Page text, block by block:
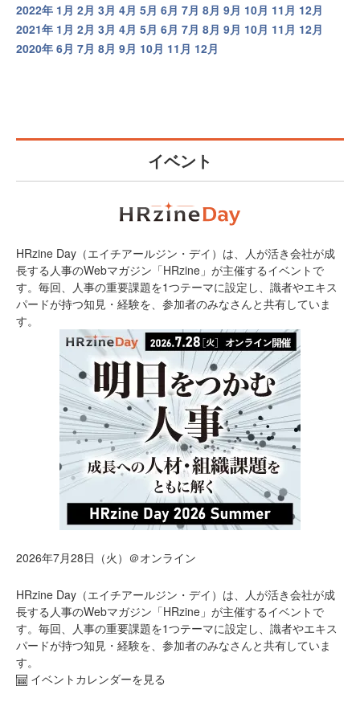
2022年 1月 2月 3月 4月 5月 6月 7月 8月 9月 10月 11月 12月
2021年 1月 2月 3月 4月 5月 6月 7月 8月 9月 10月 11月 12月
2020年 6月 7月 8月 9月 10月 11月 12月
イベント
HRzine Day（エイチアールジン・デイ）は、人が活き会社が成
長する人事のWebマガジン「HRzine」が主催するイベントで
す。毎回、人事の重要課題を1つテーマに設定し、識者やエキス
パードが持つ知見・経験を、参加者のみなさんと共有していま
す。
2026年7月28日（火）＠オンライン
HRzine Day（エイチアールジン・デイ）は、人が活き会社が成
長する人事のWebマガジン「HRzine」が主催するイベントで
す。毎回、人事の重要課題を1つテーマに設定し、識者やエキス
パードが持つ知見・経験を、参加者のみなさんと共有していま
す。
イベントカレンダーを見る